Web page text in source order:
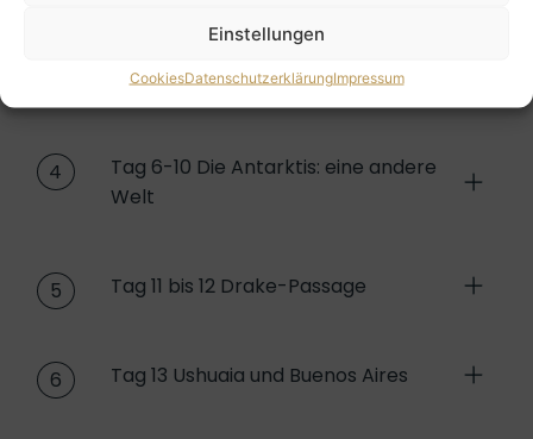
Einstellungen
CookiesDatenschutzerklärungImpressum
Tag 4-5 Aufbruch in die Antarktis
4
Tag 6-10 Die Antarktis: eine andere
Welt
5 Tag 11 bis 12 Drake-Passage
6 Tag 13 Ushuaia und Buenos Aires